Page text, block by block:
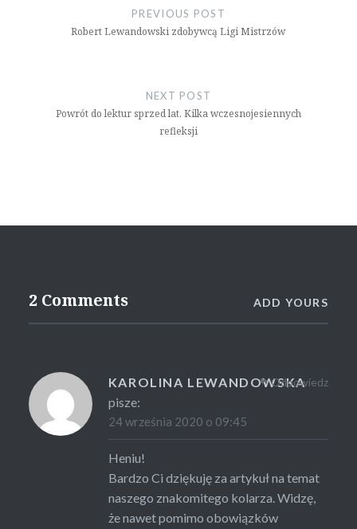
PREVIOUS POST
Robert Lewandowski zdobywcą Ligi Mistrzów
NEXT POST
Powrót do lektur sprzed lat. Kilka wczesnojesiennych
refleksji
2 Comments ADD YOURS
KAROLINA LEWANDOWSKA
pisze:
24 września 2020 o 09:45
Heniu!
Bardzo Ci dziękuję za artykuł na temat
naszego znakomitego kolarza. Widzę,
że nawet pomimo obowiązków
Odpowiedz